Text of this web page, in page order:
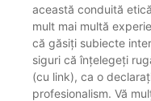
această conduită
mult mai multă
că găsiți subiecte
siguri că înțelegeți
(cu link), ca o
profesionalism. Vă